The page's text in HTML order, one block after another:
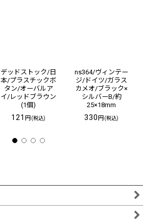
デッドストック/日
本/プラスチックボ
タン/オーバルア
イ/レッドブラウン
(1個)
121円(税込)
ns364/ヴィンテー
ジ/ドイツ/ガラス
カメオ/ブラック×
シルバーB/約
25×18mm
330円(税込)